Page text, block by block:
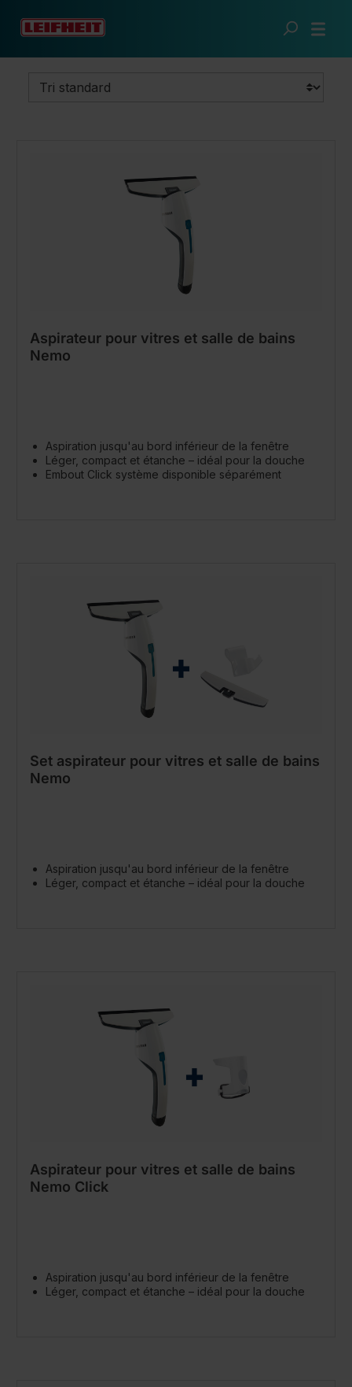
Passer au contenu principal
Aspirateur pour vitres et salle de bains
Nemo
Aspiration jusqu'au bord inférieur de la fenêtre
Léger, compact et étanche – idéal pour la douche
Embout Click système disponible séparément
Set aspirateur pour vitres et salle de bains
Nemo
Aspiration jusqu'au bord inférieur de la fenêtre
Léger, compact et étanche – idéal pour la douche
Aspirateur pour vitres et salle de bains
Nemo Click
Aspiration jusqu'au bord inférieur de la fenêtre
Léger, compact et étanche – idéal pour la douche